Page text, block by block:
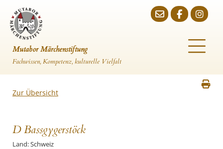
Mutabor Märchenstiftung
Fachwissen, Kompetenz, kulturelle Vielfalt
Zur Übersicht
D Bassgygerstöck
Land: Schweiz